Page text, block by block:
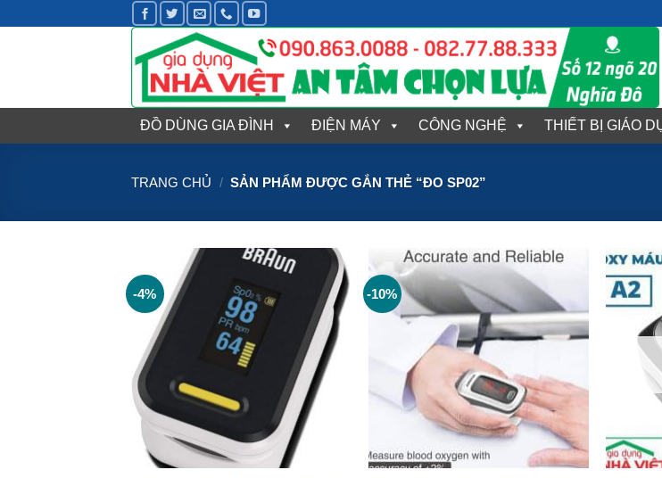
qua
ĐỒ DÙNG GIA ĐÌNH ĐIỆN MÁY CÔNG NGHỆ THIẾT BỊ GIÁO
TRANG CHỦ / SẢN PHẨM ĐƯỢC GẮN THẺ “ĐO SP02”
-4% -10%
+ +